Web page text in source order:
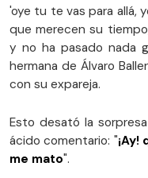
'oye tu te vas para allá,
que merecen su
y no ha pasado nada
hermana de Álvaro
con su expareja.
Esto desató la
ácido comentario: "
me mato".